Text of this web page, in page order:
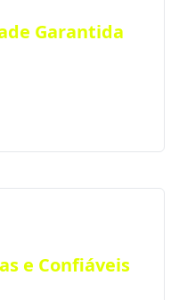
Garantida
e Confiáveis